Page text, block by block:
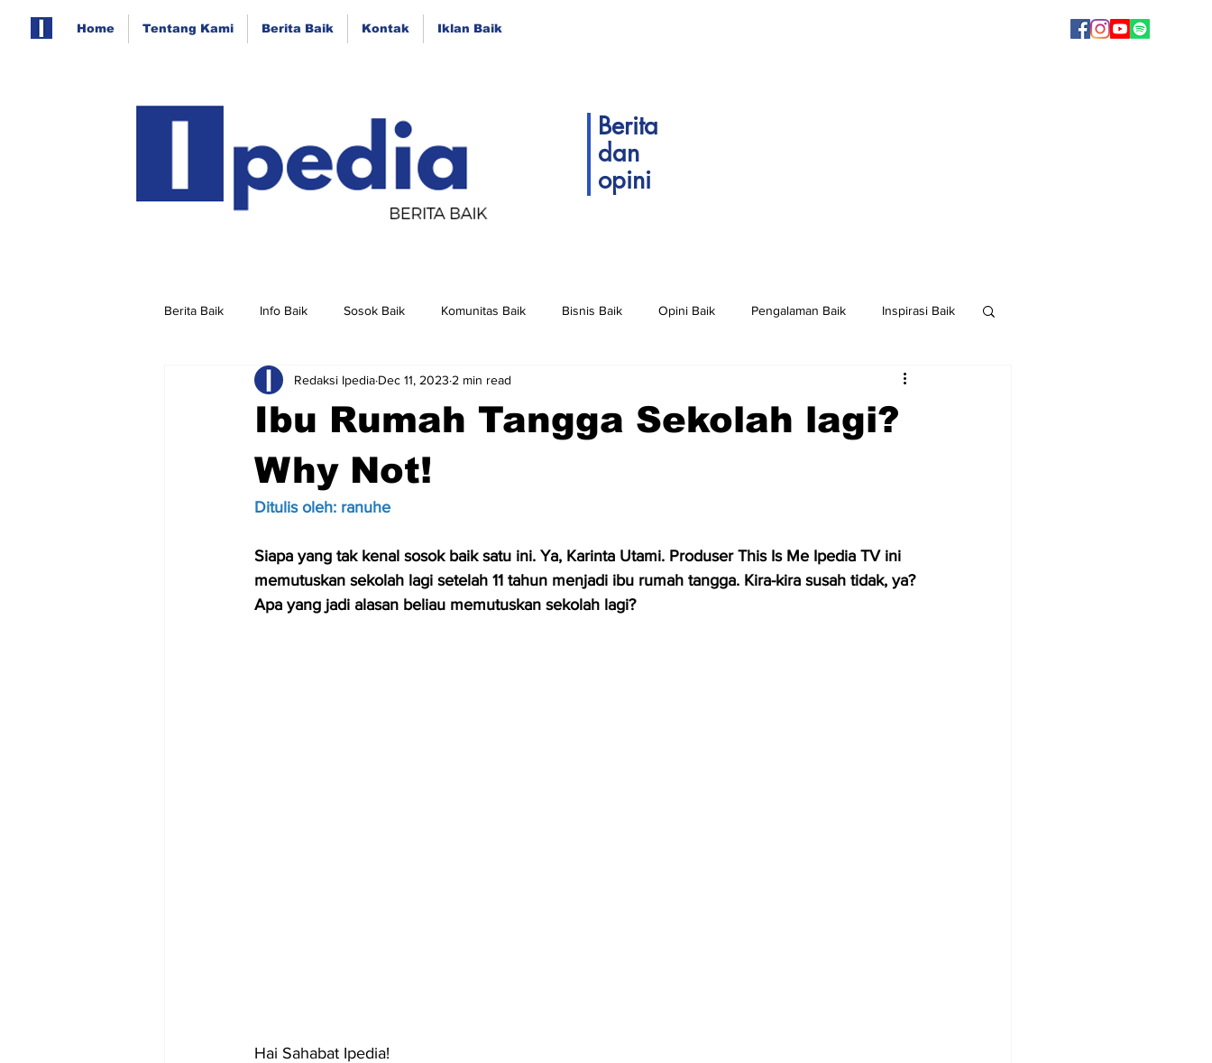
Home Tentang Kami Berita Baik Kontak Iklan Baik
Berita
dan
opini
Berita Baik Info Baik Sosok Baik Komunitas Baik Bisnis Baik Opini Baik Pengalaman Baik Inspirasi Baik
Berita Baik
Ibu Rumah Tangga Sekolah lagi?
Why Not!
Redaksi Ipedia Dec 11, 2023 2 min read
Ditulis oleh: ranuhe
Siapa yang tak kenal sosok baik satu ini. Ya, Karinta Utami. Produser This Is Me Ipedia TV ini
memutuskan sekolah lagi setelah 11 tahun menjadi ibu rumah tangga. Kira-kira susah tidak, ya?
Apa yang jadi alasan beliau memutuskan sekolah lagi?
Hai Sahabat Ipedia!